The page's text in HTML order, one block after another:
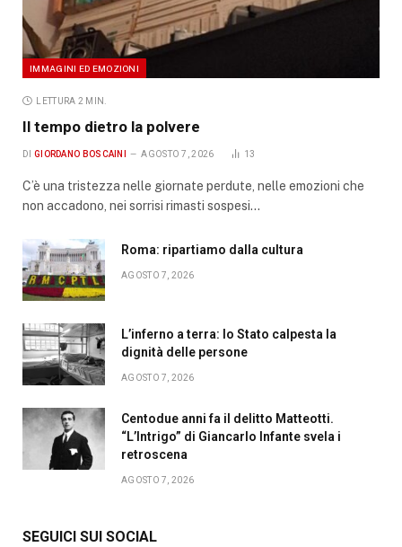
IMMAGINI ED EMOZIONI
LETTURA 2 MIN.
Il tempo dietro la polvere
DI GIORDANO BOSCAINI AGOSTO 7, 2026 13
C’è una tristezza nelle giornate perdute, nelle emozioni che
non accadono, nei sorrisi rimasti sospesi…
Roma: ripartiamo dalla cultura
AGOSTO 7, 2026
L’inferno a terra: lo Stato calpesta la
dignità delle persone
AGOSTO 7, 2026
Centodue anni fa il delitto Matteotti.
“L’Intrigo” di Giancarlo Infante svela i
retroscena
AGOSTO 7, 2026
SEGUICI SUI SOCIAL